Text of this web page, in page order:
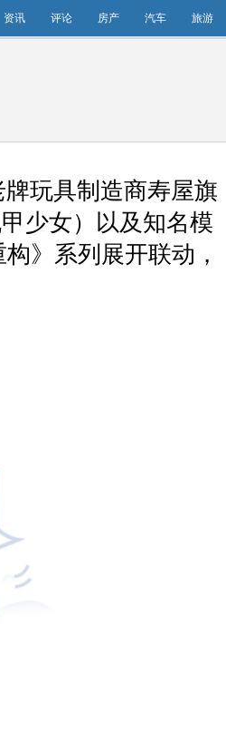
资讯 评论 房产 汽车 旅游
玩具制造商寿屋旗
少女）以及知名模
》系列展开联动，